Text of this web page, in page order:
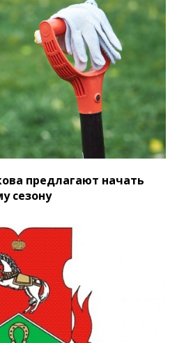
предлагают начать
сезону